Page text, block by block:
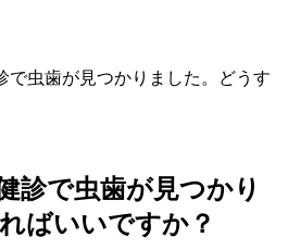
で虫歯が見つかりました。どうす
診で虫歯が見つかり
ばいいですか？